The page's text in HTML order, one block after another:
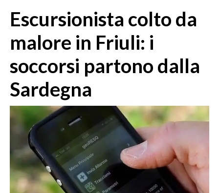
SASSARI E PROVINCIA
GALLURA
OGLIASTRA
AGENDA
CRONACA
MONDO
POLITICA
ECONOMIA
Escursionista colto da
malore in Friuli: i
soccorsi partono dalla
Sardegna